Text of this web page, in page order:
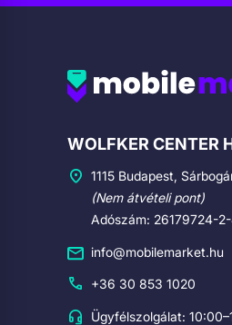
Cégadatok
WOLFKER CENTER
1115 Budapest,
(Nem átvételi pont)
Adószám: 26179724-
info@mobilemarket.hu
+36 30 853 1020
Ügyfélszolgálat: